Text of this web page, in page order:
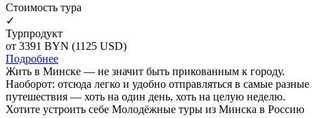
Cтоимость тура
✓
Турпродукт
от 3391 BYN (1125 USD)
Подробнее
Жить в Минске — не значит быть прикованным к городу.
Наоборот: отсюда легко и удобно отправляться в самые разные
путешествия — хоть на один день, хоть на целую неделю.
Хотите устроить себе Молодёжные туры из Минска в Россию